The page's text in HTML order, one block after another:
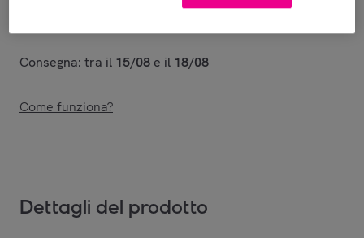
Consegna: tra il 15/08 e il 18/08
Come funziona?
Dettagli del prodotto